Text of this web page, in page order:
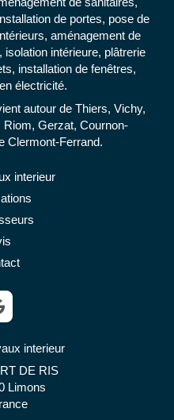
de portes, pose de
aménagement de
intérieure, plâtrerie
installation de fenêtres,
électricité.
autour de Thiers, Vichy,
Gerzat, Cournon-
Clermont-Ferrand.
interieur
interieur
DE RIS
Limons